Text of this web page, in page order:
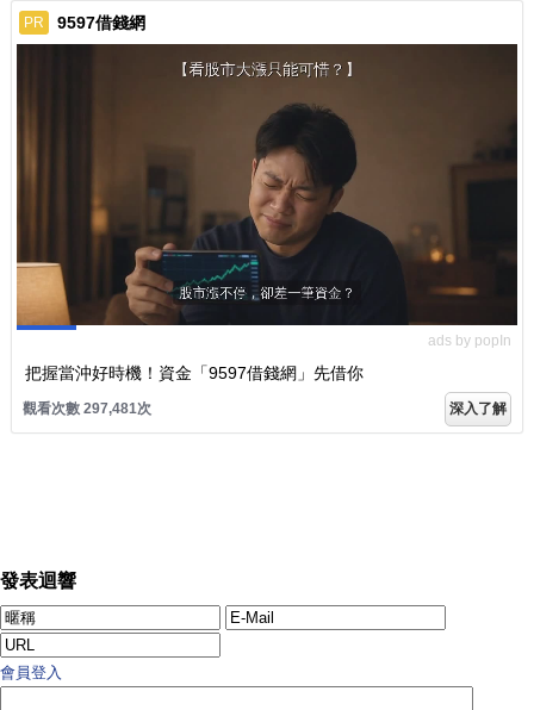
PR 9597借錢網
ads by popIn
把握當沖好時機！資金「9597借錢網」先借你
觀看次數 297,481次 深入了解
發表迴響
會員登入